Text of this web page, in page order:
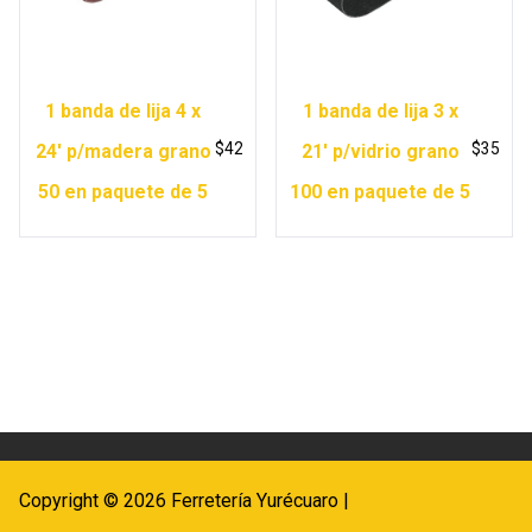
1 banda de lija 4 x
24′ p/madera grano
50 en paquete de 5
$42
1 banda de lija 3 x
21′ p/vidrio grano
100 en paquete de 5
$35
Copyright © 2026 Ferretería Yurécuaro |